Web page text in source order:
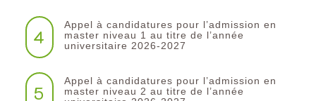
4
Appel à candidatures pour l’admission en
master niveau 1 au titre de l’année
universitaire 2026-2027
5
Appel à candidatures pour l’admission en
master niveau 2 au titre de l’année